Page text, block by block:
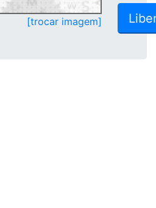
[trocar imagem]